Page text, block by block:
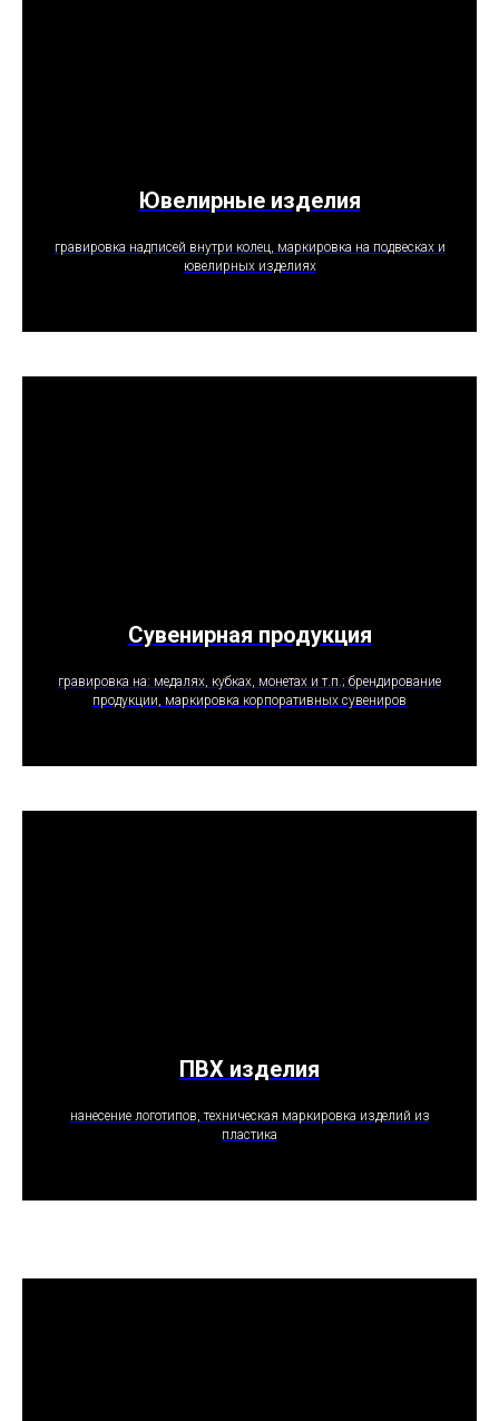
Ювелирные изделия
гравировка надписей внутри колец, маркировка на подвесках и
ювелирных изделиях
ПОЛУЧИТЬ ПРЕДЛОЖЕНИЕ
Сувенирная продукция
гравировка на: медалях, кубках, монетах и т.п.; брендирование
продукции, маркировка корпоративных сувениров
ПОЛУЧИТЬ ПРЕДЛОЖЕНИЕ
ПВХ изделия
нанесение логотипов, техническая маркировка изделий из
пластика
ПОЛУЧИТЬ ПРЕДЛОЖЕНИЕ